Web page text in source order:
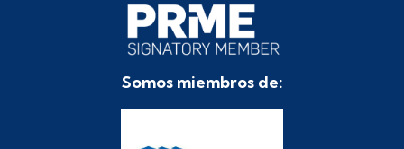
Somos miembros de: